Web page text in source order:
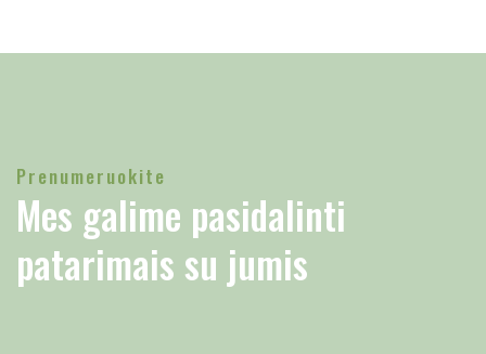
Prenumeruokite
Mes galime pasidalinti
patarimais su jumis